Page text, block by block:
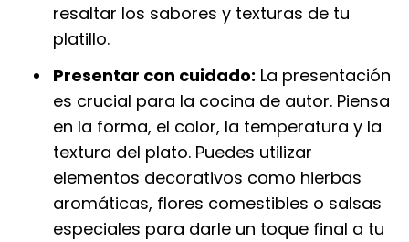
resaltar los sabores y texturas de tu
platillo.
Presentar con cuidado: La presentación
es crucial para la cocina de autor. Piensa
en la forma, el color, la temperatura y la
textura del plato. Puedes utilizar
elementos decorativos como hierbas
aromáticas, flores comestibles o salsas
especiales para darle un toque final a tu